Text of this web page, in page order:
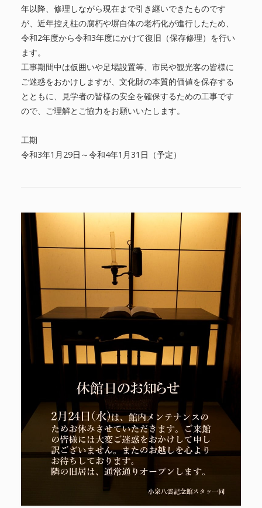
年以降、修理しながら現在まで引き継いできたものです
が、近年控え柱の腐朽や塀自体の老朽化が進行したため、
令和2年度から令和3年度にかけて復旧（保存修理）を行い
ます。
工事期間中は仮囲いや足場設置等、市民や観光客の皆様に
ご迷惑をおかけしますが、文化財の本質的価値を保存する
とともに、見学者の皆様の安全を確保するための工事です
ので、ご理解とご協力をお願いいたします。
工期
令和3年1月29日～令和4年1月31日（予定）